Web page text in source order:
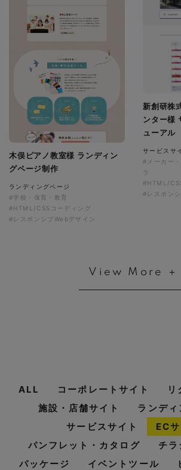
新創研株
ンター様
ューアル
サービスサ
#メーカー
ラ
#HTML/
#レスポン
木俣ピアノ教室様 ランディン
グページ制作
ランディングページ
#学校・保育・教育
#HTML/CSSコーディング
#レスポンシブWebデザイン
View More ＋
ALL コーポレートサイト
リ
施設・店舗サイト
ランディ
サービスサイト
EC
パンフレット・カタログ
チラ
パッケージ
イベントツール